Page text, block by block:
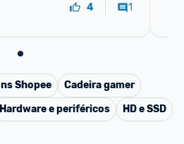
4 1
Shopee
Cadeira gamer
Hardware e periféricos
HD e SSD